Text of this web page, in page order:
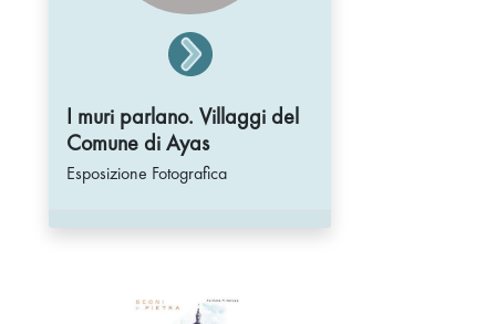
I muri parlano. Villaggi del
Comune di Ayas
Esposizione Fotografica